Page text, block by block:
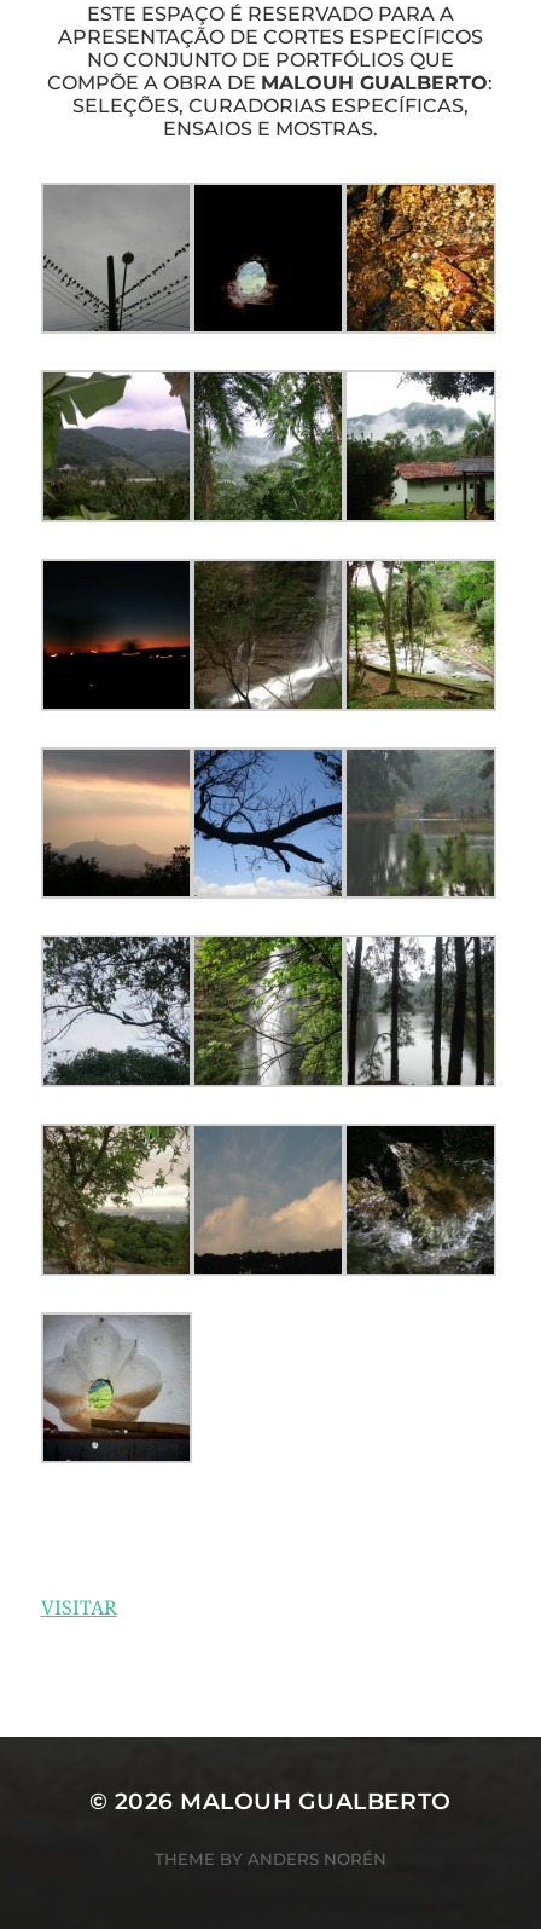
ESTE ESPAÇO É RESERVADO PARA A
APRESENTAÇÃO DE CORTES ESPECÍFICOS
NO CONJUNTO DE PORTFÓLIOS QUE
COMPÕE A OBRA DE MALOUH GUALBERTO:
SELEÇÕES, CURADORIAS ESPECÍFICAS,
ENSAIOS E MOSTRAS.
VISITAR
© 2026 MALOUH GUALBERTO
THEME BY ANDERS NORÉN